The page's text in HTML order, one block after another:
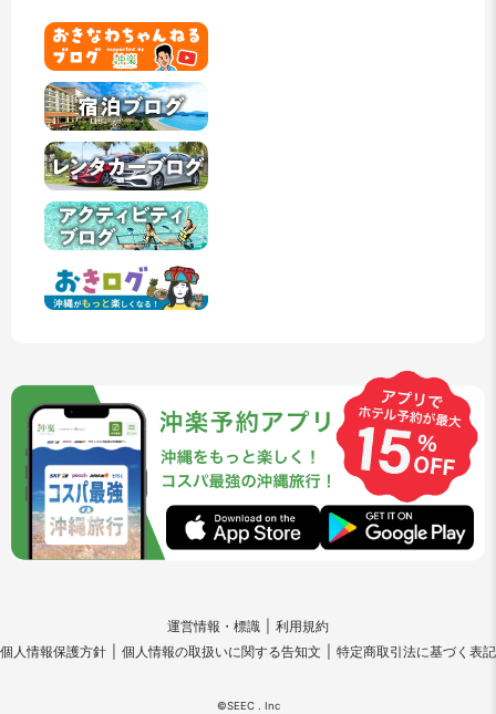
運営情報・標識
利用規約
個人情報保護方針
個人情報の取扱いに関する告知文 特定商取引法に基づく表記
©SEEC . Inc